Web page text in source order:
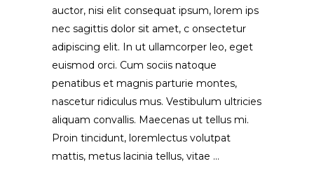
auctor, nisi elit consequat ipsum, lorem ips
nec sagittis dolor sit amet, c onsectetur
adipiscing elit. In ut ullamcorper leo, eget
euismod orci. Cum sociis natoque
penatibus et magnis parturie montes,
nascetur ridiculus mus. Vestibulum ultricies
aliquam convallis. Maecenas ut tellus mi.
Proin tincidunt, loremlectus volutpat
mattis, metus lacinia tellus, vitae